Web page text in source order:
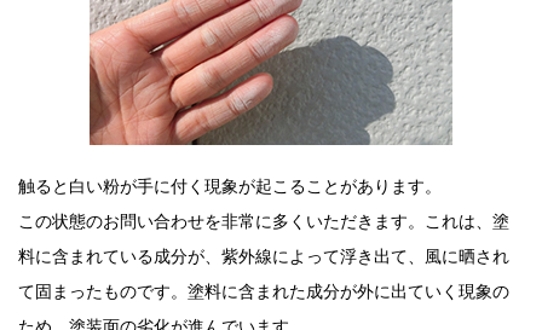
触ると白い粉が手に付く現象が起こることがあります。
この状態のお問い合わせを非常に多くいただきます。これは、塗
料に含まれている成分が、紫外線によって浮き出て、風に晒され
て固まったものです。塗料に含まれた成分が外に出ていく現象の